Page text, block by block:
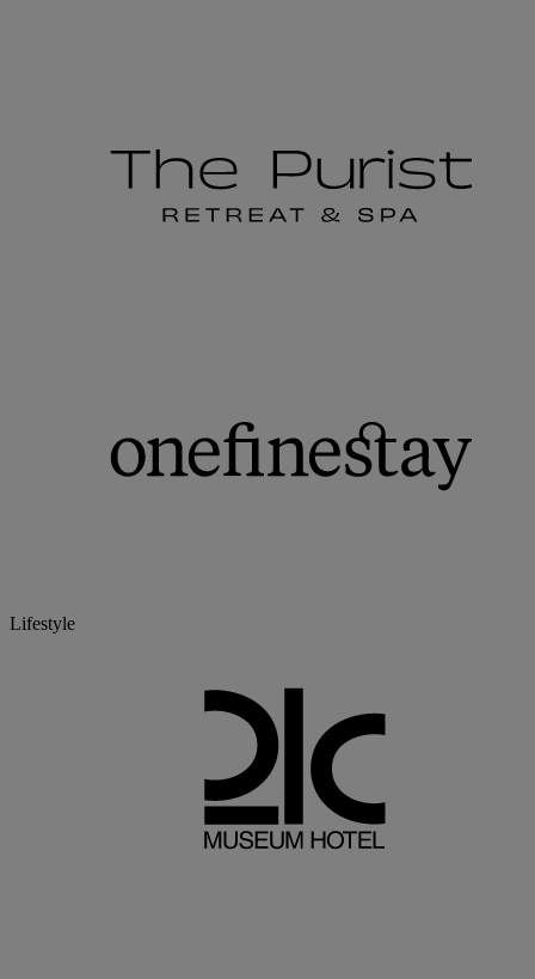
Lifestyle